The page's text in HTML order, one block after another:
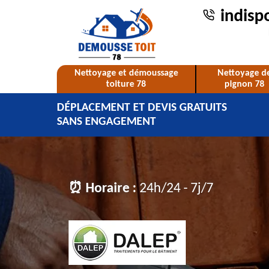
Nettoyage et démoussage
toiture 78
Nettoyage
pignon 78
DÉPLACEMENT ET DEVIS GRATUITS
SANS ENGAGEMENT
⏰ Horaire :24h/24 - 7j/7